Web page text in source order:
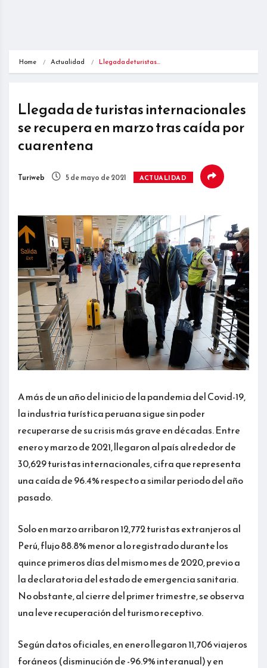
Home Actualidad Llegada de turistas…
Llegada de turistas internacionales
se recupera en marzo tras caída por
cuarentena
Turiweb 5 de mayo de 2021 ACTUALIDAD
A más de un año del inicio de la pandemia del Covid-19,
la industria turística peruana sigue sin poder
recuperarse de su crisis más grave en décadas. Entre
enero y marzo de 2021, llegaron al país alrededor de
30,629 turistas internacionales, cifra que representa
una caída de 96.4% respecto a similar periodo del año
pasado.
Solo en marzo arribaron 12,772 turistas extranjeros al
Perú, flujo 88.8% menor a lo registrado durante los
quince primeros días del mismo mes de 2020, previo a
la declaratoria del estado de emergencia sanitaria.
No obstante, al cierre del primer trimestre, se observa
una leve recuperación del turismo receptivo.
Según datos oficiales, en enero llegaron 11,706 viajeros
foráneos (disminución de -96.9% interanual) y en